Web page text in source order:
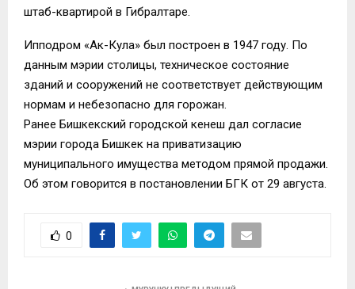
штаб-квартирой в Гибралтаре.
Ипподром «Ак-Кула» был построен в 1947 году. По
данным мэрии столицы, техническое состояние
зданий и сооружений не соответствует действующим
нормам и небезопасно для горожан.
Ранее Бишкекский городской кенеш дал согласие
мэрии города Бишкек на приватизацию
муниципального имущества методом прямой продажи.
Об этом говорится в постановлении БГК от 29 августа.
0